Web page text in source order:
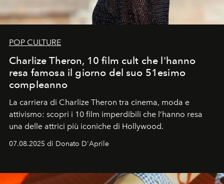
POP CULTURE
Charlize Theron, 10 film cult che l'hanno
resa famosa il giorno del suo 51esimo
compleanno
La carriera di Charlize Theron tra cinema, moda e
attivismo: scopri i 10 film imperdibili che l’hanno resa
una delle attrici più iconiche di Hollywood.
07.08.2025 di Donato D'Aprile